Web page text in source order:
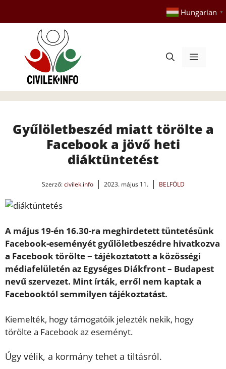
tartalomba
Hungarian ▼
Menü
Gyűlöletbeszéd miatt törölte a
Facebook a jövő heti
diáktüntetést
Szerző:civilek.info 2023. május 11. BELFÖLD
A május 19-én 16.30-ra meghirdetett tüntetésünk
Facebook-eseményét gyűlöletbeszédre hivatkozva
a Facebook törölte − tájékoztatott a közösségi
médiafelületén az Egységes Diákfront – Budapest
nevű szervezet. Mint írták, erről nem kaptak a
Facebooktól semmilyen tájékoztatást.
Kiemelték, hogy támogatóik jelezték nekik, hogy
törölte a Facebook az eseményt.
Úgy vélik, a kormány tehet a tiltásról.